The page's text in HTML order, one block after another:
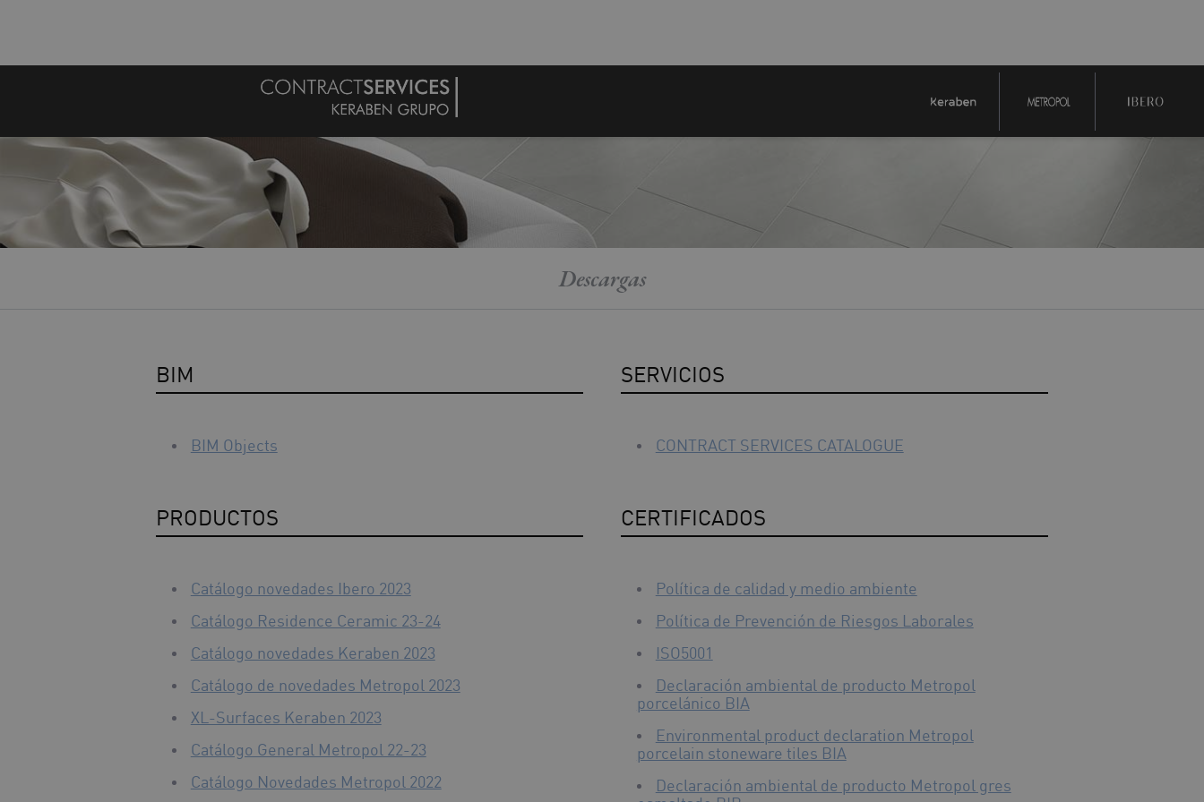
Descargas
BIM
BIM Objects
SERVICIOS
CONTRACT SERVICES CATALOGUE
PRODUCTOS
Catálogo novedades Ibero 2023
Catálogo Residence Ceramic 23-24
Catálogo novedades Keraben 2023
Catálogo de novedades Metropol 2023
XL-Surfaces Keraben 2023
Catálogo General Metropol 22-23
Catálogo Novedades Metropol 2022
CERTIFICADOS
Política de calidad y medio ambiente
Política de Prevención de Riesgos Laborales
ISO5001
Declaración ambiental de producto Metropol
porcelánico BIA
Environmental product declaration Metropol
porcelain stoneware tiles BIA
Declaración ambiental de producto Metropol gres